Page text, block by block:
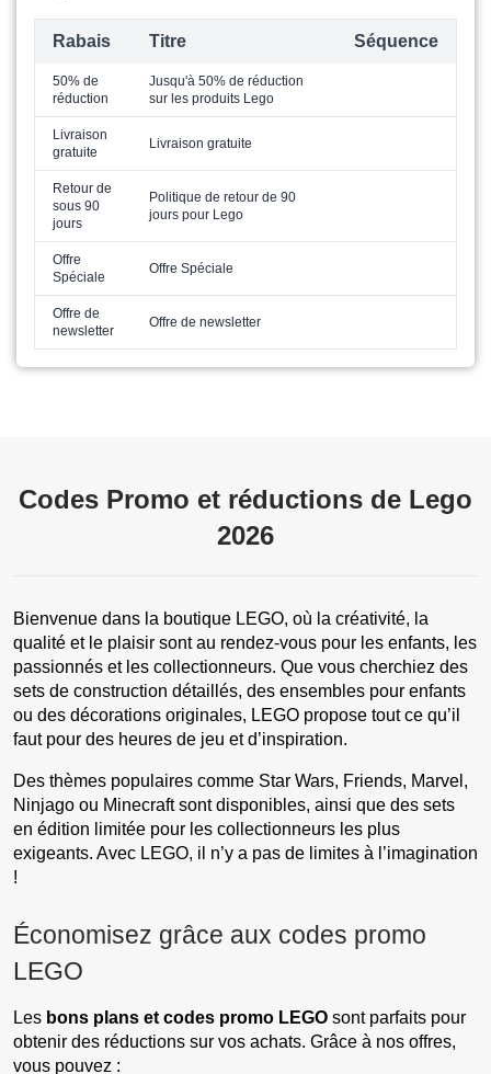
Rabais Titre Séquence
50% de
réduction
Jusqu'à 50% de réduction
sur les produits Lego
Livraison
gratuite
Livraison gratuite
Retour de
sous 90
jours
Politique de retour de 90
jours pour Lego
Offre
Spéciale
Offre Spéciale
Offre de
newsletter
Offre de newsletter
Codes Promo et réductions de Lego
2026
Bienvenue dans la boutique LEGO, où la créativité, la
qualité et le plaisir sont au rendez-vous pour les enfants, les
passionnés et les collectionneurs. Que vous cherchiez des
sets de construction détaillés, des ensembles pour enfants
ou des décorations originales, LEGO propose tout ce qu’il
faut pour des heures de jeu et d’inspiration.
Des thèmes populaires comme Star Wars, Friends, Marvel,
Ninjago ou Minecraft sont disponibles, ainsi que des sets
en édition limitée pour les collectionneurs les plus
exigeants. Avec LEGO, il n’y a pas de limites à l’imagination
!
Économisez grâce aux codes promo
LEGO
Les bons plans et codes promo LEGO sont parfaits pour
obtenir des réductions sur vos achats. Grâce à nos offres,
vous pouvez :